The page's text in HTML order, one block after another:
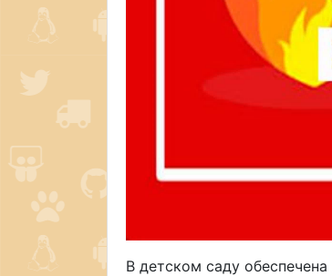
В детском саду